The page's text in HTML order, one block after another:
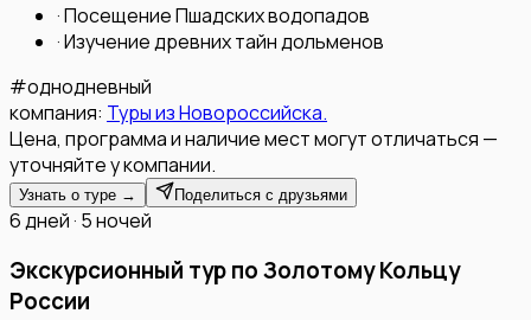
·Посещение Пшадских водопадов
·Изучение древних тайн дольменов
#однодневный
компания: Туры из Новороссийска.
Цена, программа и наличие мест могут отличаться —
уточняйте у компании.
Узнать о туре → Поделиться с друзьями
6 дней · 5 ночей
Экскурсионный тур по Золотому Кольцу
России